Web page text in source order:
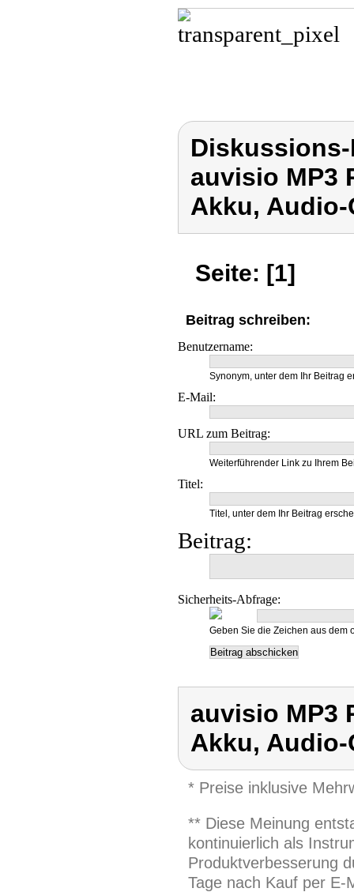
auvisio MP3
Akku, Audio-
Seite: [1]
Beitrag schreiben:
Benutzername:
Synonym, unter dem Ihr Beitrag
E-Mail:
URL zum Beitrag:
Weiterführender Link zu Ihrem
Titel:
Titel, unter dem Ihr Beitrag
Beitrag:
Sicherheits-Abfrage:
Geben Sie die Zeichen aus dem
auvisio MP3
Akku, Audio-
* Preise inklusive
** Diese Meinung
kontinuierlich als
Produktverbesserung
Tage nach Kauf per E-